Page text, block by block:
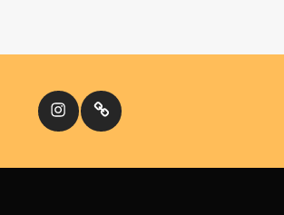
InstagramКіномандри